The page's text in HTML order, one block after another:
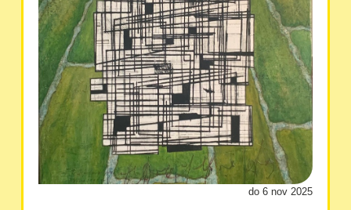
do 6 nov 2025